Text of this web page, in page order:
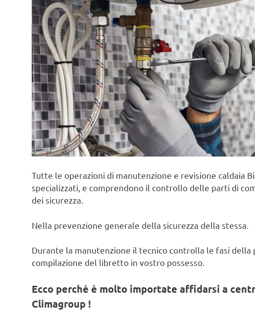
Tutte le operazioni di manutenzione e revisione caldaia
specializzati, e comprendono il controllo delle parti di
dei sicurezza.
Nella prevenzione generale della sicurezza della stessa.
Durante la manutenzione il tecnico controlla le fasi della
compilazione del libretto in vostro possesso.
Ecco perché è molto importate affidarsi a
Climagroup !